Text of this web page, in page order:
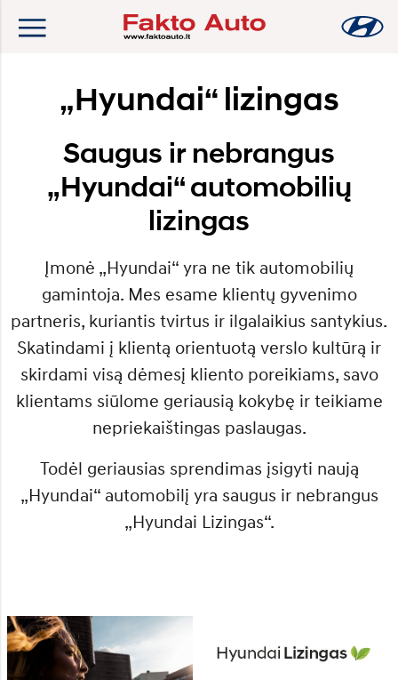
„Hyundai“ lizingas
Saugus ir nebrangus
„Hyundai“ automobilių
lizingas
Įmonė „Hyundai“ yra ne tik automobilių
gamintoja. Mes esame klientų gyvenimo
partneris, kuriantis tvirtus ir ilgalaikius santykius.
Skatindami į klientą orientuotą verslo kultūrą ir
skirdami visą dėmesį kliento poreikiams, savo
klientams siūlome geriausią kokybę ir teikiame
nepriekaištingas paslaugas.
Todėl geriausias sprendimas įsigyti naują
„Hyundai“ automobilį yra saugus ir nebrangus
„Hyundai Lizingas“.